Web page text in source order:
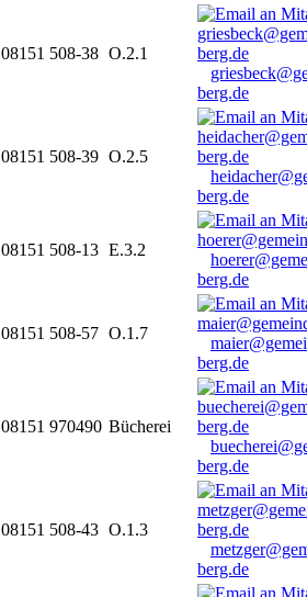
08151 508-38 O.2.1
berg.de
08151 508-39 O.2.5
berg.de
08151 508-13 E.3.2
berg.de
08151 508-57 O.1.7
berg.de
08151 970490 Bücherei
berg.de
08151 508-43 O.1.3
berg.de